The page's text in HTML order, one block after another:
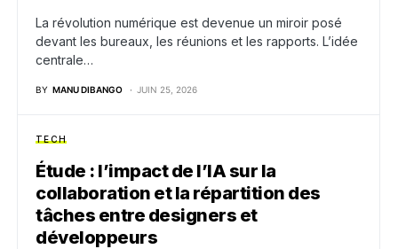
La révolution numérique est devenue un miroir posé
devant les bureaux, les réunions et les rapports. L’idée
centrale…
BY MANU DIBANGO JUIN 25, 2026
TECH
Étude : l’impact de l’IA sur la
collaboration et la répartition des
tâches entre designers et
développeurs